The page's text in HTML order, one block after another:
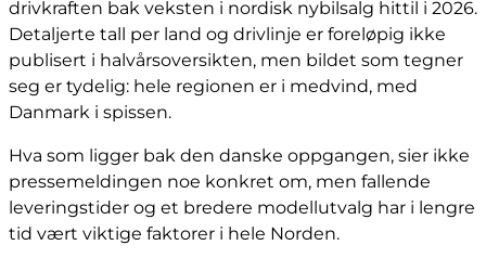
drivkraften bak veksten i nordisk nybilsalg hittil i 2026.
Detaljerte tall per land og drivlinje er foreløpig ikke
publisert i halvårsoversikten, men bildet som tegner
seg er tydelig: hele regionen er i medvind, med
Danmark i spissen.
Hva som ligger bak den danske oppgangen, sier ikke
pressemeldingen noe konkret om, men fallende
leveringstider og et bredere modellutvalg har i lengre
tid vært viktige faktorer i hele Norden.